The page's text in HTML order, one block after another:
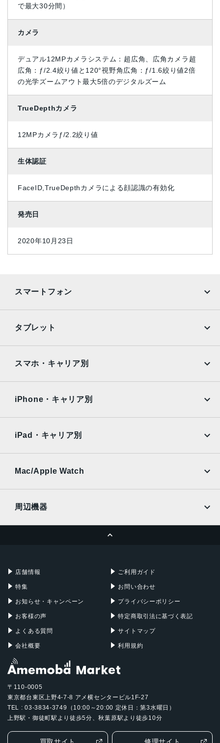
で最大30分間）
カメラ
デュアル12MPカメラシステム：超広角、広角カメラ超
広角：ƒ/2.4絞り値と120°視野角広角：ƒ/1.6絞り値2倍
の光学ズームアウト最大5倍のデジタルズーム
TrueDepthカメラ
12MPカメラƒ/2.2絞り値
生体認証
FaceID,TrueDepthカメラによる顔認識の有効化
発売日
2020年10月23日
スマートフォン
AQUOS
OPPO Android
タブレット
Surface
Xiaomi Tablet
スマホ・キャリア別
Ymobile
UQmobile
iPhone・キャリア別
Ymobile
UQmobile
iPad・キャリア別
Mac/Apple Watch
周辺機器
店舗情報
特集
お知らせ・キャンペーン
お客様の声
よくある質問
会社概要
ご利用ガイド
お問い合わせ
プライバシーポリシー
特定商取引法に基づく表記
サイトマップ
利用規約
〒110-0005
東京都台東区上野4-7-8 アメ横センタービル1F-27
TEL : 03-3834-3749（10:00～20:00 定休日：第3水曜日）
上野駅・御徒町駅より徒歩5分、秋葉原駅より徒歩10分
買取サイト 修理サイト